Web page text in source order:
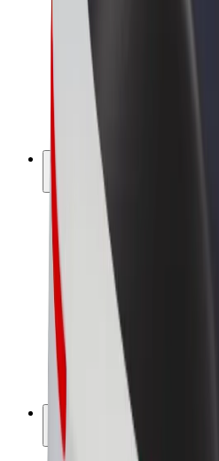
Bolt Food
Bolt Drive
Bolt for Business
Ηλεκτρικά ποδήλατα
Bolt Plus
Κερδίστε με Bolt
Οδηγοί
Απολαβές οδηγών
Διανομείς
Απολαβές διανομέων
Bolt Εμπόρους Τροφίμων
Franchises
Εταιρεία